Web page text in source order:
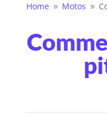
Home 9 Motos 9